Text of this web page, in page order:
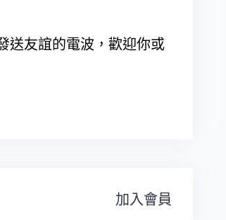
送友誼的電波，歡迎你或
加入會員